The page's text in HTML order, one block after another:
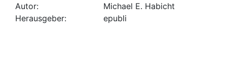
Autor:
Michael E. Habicht
Herausgeber:
epubli